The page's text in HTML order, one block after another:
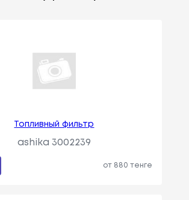
Топливный фильтр
ashika 3002239
от 880 тенге